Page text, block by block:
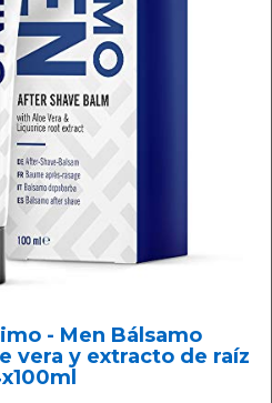
- Men Bálsamo
vera y extracto de raíz